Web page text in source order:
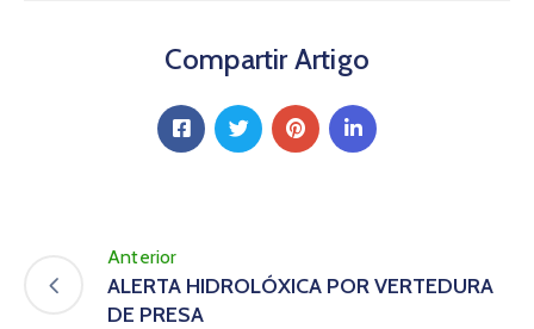
Compartir Artigo
Anterior
ALERTA HIDROLÓXICA POR VERTEDURA
DE PRESA